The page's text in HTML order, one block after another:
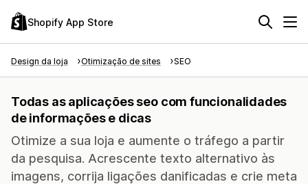
Shopify App Store
Design da loja Otimização de sites SEO
Todas as aplicações seo com funcionalidades
de informações e dicas
Otimize a sua loja e aumente o tráfego a partir
da pesquisa. Acrescente texto alternativo às
imagens, corrija ligações danificadas e crie meta